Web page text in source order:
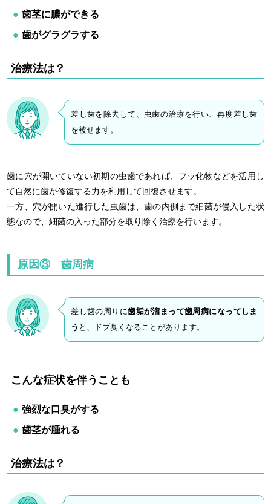
歯茎に膿ができる
歯がグラグラする
治療法は？
差し歯を除去して、虫歯の治療を行い、再度差し歯
を被せます。
歯に穴が開いていない初期の虫歯であれば、フッ化物などを活用し
て自然に歯が修復する力を利用して回復させます。
一方、穴が開いた進行した虫歯は、歯の内側まで細菌が侵入した状
態なので、細菌の入った部分を取り除く治療を行います。
原因③ 歯周病
差し歯の周りに歯垢が溜まって歯周病になってしま
う と、ドブ臭くなることがあります。
こんな症状を伴うことも
強烈な口臭がする
歯茎が腫れる
治療法は？